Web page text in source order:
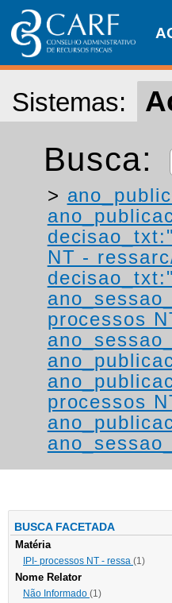
Sistemas:
Busca:
>
NT -
processos
processos
BUSCA FACETADA
Matéria
IPI- processos NT - ressa (1)
Nome Relator
Não Informado (1)